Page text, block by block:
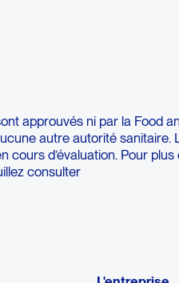
This study will also determine
approuvés ni par la Food
autre autorité sanitaire.
cours d’évaluation. Pour plus
consulter